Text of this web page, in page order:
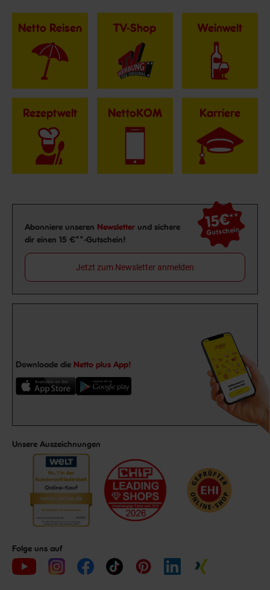
Netto Reisen TV-Shop Weinwelt
Rezeptwelt NettoKOM Karriere
Newsletter Anmeldung
Abonniere unseren Newsletter und sichere
dir einen 15 €**-Gutschein!
15€**
Gutschein
Jetzt zum Newsletter anmelden
Downloade die Netto plus App!
Unsere Auszeichnungen
Folge uns auf